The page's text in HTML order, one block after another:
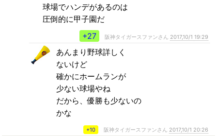
球場でハンデがあるのは
圧倒的に甲子園だ
+27
阪神タイガースファンさん 2017,10/1 19:29
あんまり野球詳しく
ないけど
確かにホームランが
少ない球場やね
だから、優勝も少ないの
かな
+10 阪神タイガースファンさん 2017,10/1 20:26